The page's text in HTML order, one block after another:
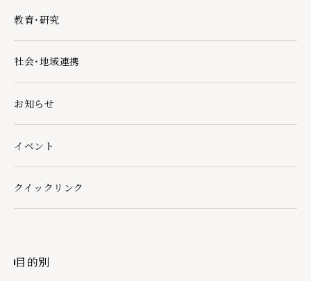
教育・研究
教育・研究の下層ページ一覧を開く
社会・地域連携
社会・地域連携の下層ページ一覧を開く
お知らせ
イベント
クイックリンク
クイックリンクの下層ページ一覧を開く
目的別